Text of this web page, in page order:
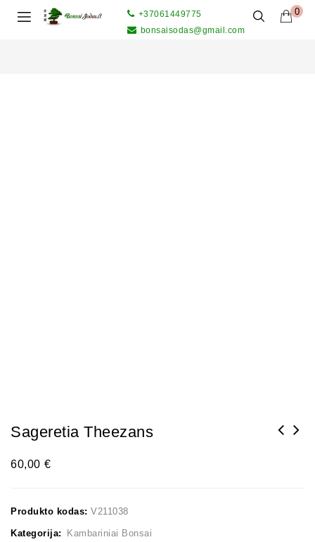
0
+37061449775
bonsaisodas@gmail.com
Sageretia Theezans
60,00 €
Produkto kodas: V211038
Kategorija: Kambariniai Bonsai